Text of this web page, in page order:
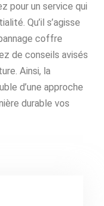
pour un service qui
Qu’il s’agisse
coffre
de conseils avisés
Ainsi, la
d’une approche
durable vos